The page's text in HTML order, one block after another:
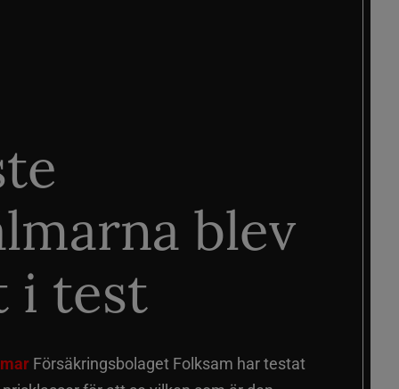
blev
i test
Försäkringsbolaget Folksam har testat